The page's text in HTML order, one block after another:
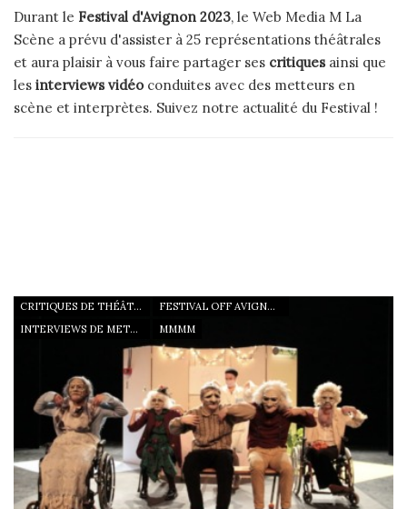
Durant le Festival d'Avignon 2023, le Web Media M La
Scène a prévu d'assister à 25 représentations théâtrales
et aura plaisir à vous faire partager ses critiquesainsi que
les interviews vidéoconduites avec des metteurs en
scène et interprètes. Suivez notre actualité du Festival !
CRITIQUES DE THÉÂTRE
FESTIVAL OFF AVIGNON 2023
INTERVIEWS DE METTEURS EN SCÈNE
MMMM